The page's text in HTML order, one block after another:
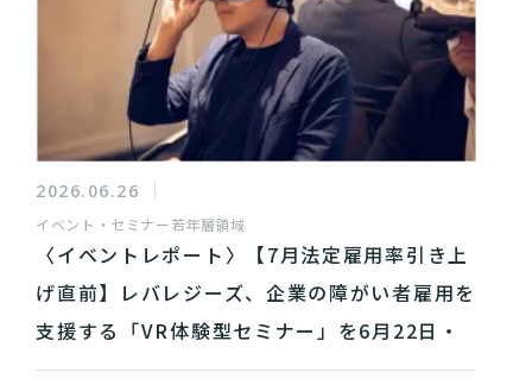
2026.06.26
イベント・セミナー若年層領域
〈イベントレポート〉【7月法定雇用率引き上
げ直前】レバレジーズ、企業の障がい者雇用を
支援する「VR体験型セミナー」を6月22日・
23日に開催